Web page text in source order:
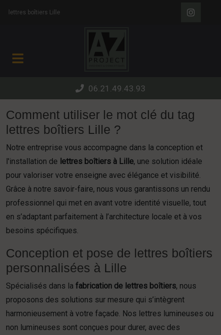
lettres boîtiers Lille
06.21.49.43.93
Comment utiliser le mot clé du tag
lettres boîtiers Lille ?
Notre entreprise vous accompagne dans la conception et
l'installation de lettres boîtiers à Lille, une solution idéale
pour valoriser votre enseigne avec élégance et visibilité.
Grâce à notre savoir-faire, nous vous garantissons un rendu
professionnel qui met en avant votre identité visuelle, tout
en s’adaptant parfaitement à l’architecture locale et à vos
besoins spécifiques.
Conception et pose de lettres boîtiers
personnalisées à Lille
Spécialisés dans la fabrication de lettres boîtiers, nous
proposons des solutions sur mesure qui s’intègrent
harmonieusement à votre façade. Nos lettres lumineuses ou
non lumineuses sont conçues pour durer, avec des